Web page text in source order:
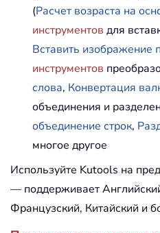
(Расчет возраста на
инструментов для
Вставить изображение
инструментов
слова, Конвертация
объединения и
объединение строк,
многое другое
Используйте Kutools на
— поддерживает
Французский, Китайский и